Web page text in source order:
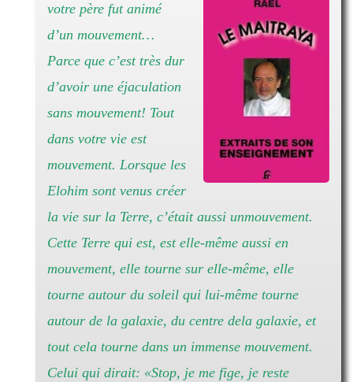
votre père fut animé
d’un mouvement…
Parce que c’est très dur
d’avoir une éjaculation
sans mouvement! Tout
dans votre vie est
mouvement. Lorsque les
Elohim sont venus créer
la vie sur la Terre, c’était aussi unmouvement.
Cette Terre qui est, est elle-même aussi en
mouvement, elle tourne sur elle-même, elle
tourne autour du soleil qui lui-même tourne
autour de la galaxie, du centre dela galaxie, et
tout cela tourne dans un immense mouvement.
Celui qui dirait: «Stop, je me fige, je reste